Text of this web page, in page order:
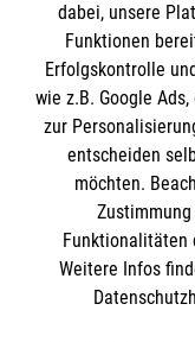
8 Erste-
Rund um das
Mythen. Was
klären auf.
dabei, unsere
Funktionen
Erfolgskontrolle
wie z.B. Google
zur
entscheiden
möchten.
Funktionalitäten
Weitere Infos